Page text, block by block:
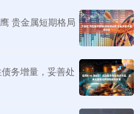
贵金属短期格局
务增量，妥善处